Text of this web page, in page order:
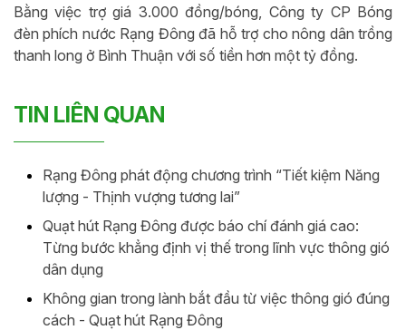
Bằng việc trợ giá 3.000 đồng/bóng, Công ty CP Bóng
đèn phích nước Rạng Đông đã hỗ trợ cho nông dân trồng
thanh long ở Bình Thuận với số tiền hơn một tỷ đồng.
TIN LIÊN QUAN
Rạng Đông phát động chương trình “Tiết kiệm Năng
lượng - Thịnh vượng tương lai”
Quạt hút Rạng Đông được báo chí đánh giá cao:
Từng bước khẳng định vị thế trong lĩnh vực thông gió
dân dụng
Không gian trong lành bắt đầu từ việc thông gió đúng
cách - Quạt hút Rạng Đông